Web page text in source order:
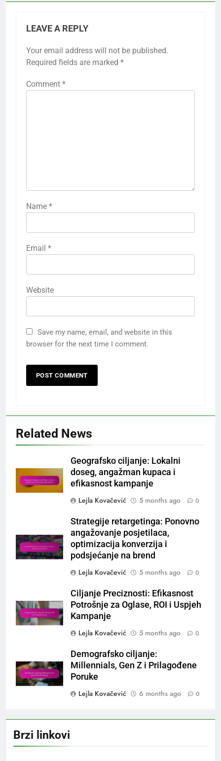
LEAVE A REPLY
Your email address will not be published.
Required fields are marked *
Comment *
Name *
Email *
Website
Save my name, email, and website in this
browser for the next time I comment.
Related News
Geografsko ciljanje: Lokalni
doseg, angažman kupaca i
efikasnost kampanje
Lejla Kovačević
5 months ago 0
Strategije retargetinga: Ponovno
angažovanje posjetilaca,
optimizacija konverzija i
podsjećanje na brend
Lejla Kovačević
5 months ago 0
Ciljanje Preciznosti: Efikasnost
Potrošnje za Oglase, ROI i Uspjeh
Kampanje
Lejla Kovačević
5 months ago 0
Demografsko ciljanje:
Millennials, Gen Z i Prilagođene
Poruke
Lejla Kovačević
6 months ago 0
Brzi linkovi